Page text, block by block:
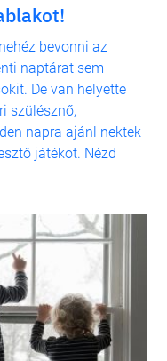
bevonni az
naptárat sem
De van helyette
szülésznő,
napra ajánl nektek
játékot. Nézd